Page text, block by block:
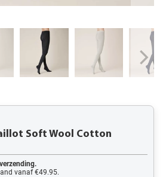
Soft Wool Cotton
vanaf €49.95.